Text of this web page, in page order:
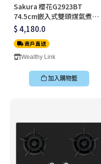
Sakura 櫻花G2923BT
74.5cm嵌入式雙頭煤氣煮食
爐 (黑色玻璃) (連標準安裝)
$ 4,180.0
商戶直送
Wealthy Link
加入購物籃